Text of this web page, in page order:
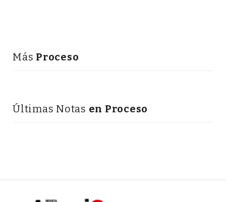
Más Proceso
Últimas Notas en Proceso